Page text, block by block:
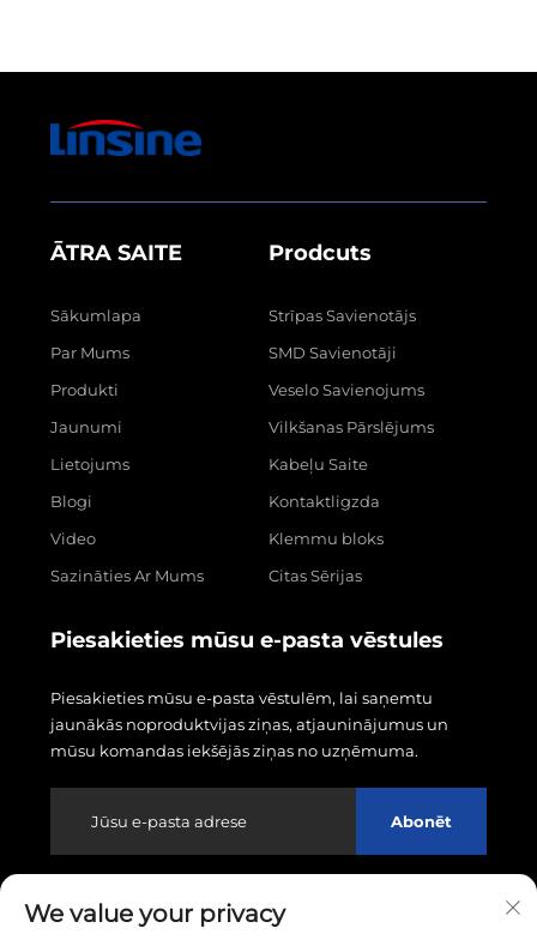
ĀTRA SAITE
Sākumlapa
Par Mums
Produkti
Jaunumi
Lietojums
Blogi
Video
Sazināties Ar Mums
Prodcuts
Strīpas Savienotājs
SMD Savienotāji
Veselo Savienojums
Vilkšanas Pārslējums
Kabeļu Saite
Kontaktligzda
Klemmu bloks
Citas Sērijas
Piesakieties mūsu e-pasta vēstules
Piesakieties mūsu e-pasta vēstulēm, lai saņemtu
jaunākās noproduktvijas ziņas, atjauninājumus un
mūsu komandas iekšējās ziņas no uzņēmuma.
Abonēt
Autortiesības © 2026 Wenzhou Linxin Electronics Co.,
We value your privacy